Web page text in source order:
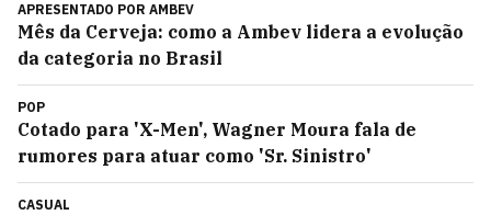
APRESENTADO POR AMBEV
Mês da Cerveja: como a Ambev lidera a evolução
da categoria no Brasil
POP
Cotado para 'X-Men', Wagner Moura fala de
rumores para atuar como 'Sr. Sinistro'
CASUAL